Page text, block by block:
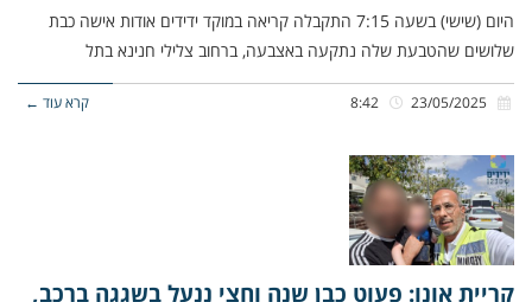
היום (שישי) בשעה 7:15 התקבלה קריאה במוקד ידידים אודות אישה כבת
שלושים שהטבעת שלה נתקעה באצבעה, ברחוב צלילי חנינא בתל
קרא עוד ←
קריית אונו: פעוט כבן שנה וחצי ננעל בשגגה ברכב,